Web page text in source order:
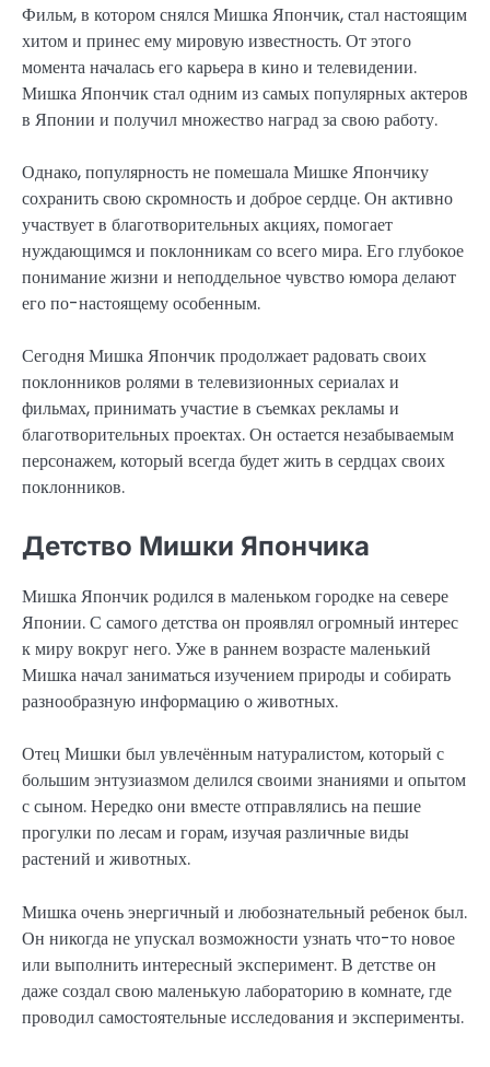
Фильм, в котором снялся Мишка Япончик, стал настоящим
хитом и принес ему мировую известность. От этого
момента началась его карьера в кино и телевидении.
Мишка Япончик стал одним из самых популярных актеров
в Японии и получил множество наград за свою работу.
Однако, популярность не помешала Мишке Япончику
сохранить свою скромность и доброе сердце. Он активно
участвует в благотворительных акциях, помогает
нуждающимся и поклонникам со всего мира. Его глубокое
понимание жизни и неподдельное чувство юмора делают
его по-настоящему особенным.
Сегодня Мишка Япончик продолжает радовать своих
поклонников ролями в телевизионных сериалах и
фильмах, принимать участие в съемках рекламы и
благотворительных проектах. Он остается незабываемым
персонажем, который всегда будет жить в сердцах своих
поклонников.
Детство Мишки Япончика
Мишка Япончик родился в маленьком городке на севере
Японии. С самого детства он проявлял огромный интерес
к миру вокруг него. Уже в раннем возрасте маленький
Мишка начал заниматься изучением природы и собирать
разнообразную информацию о животных.
Отец Мишки был увлечённым натуралистом, который с
большим энтузиазмом делился своими знаниями и опытом
с сыном. Нередко они вместе отправлялись на пешие
прогулки по лесам и горам, изучая различные виды
растений и животных.
Мишка очень энергичный и любознательный ребенок был.
Он никогда не упускал возможности узнать что-то новое
или выполнить интересный эксперимент. В детстве он
даже создал свою маленькую лабораторию в комнате, где
проводил самостоятельные исследования и эксперименты.